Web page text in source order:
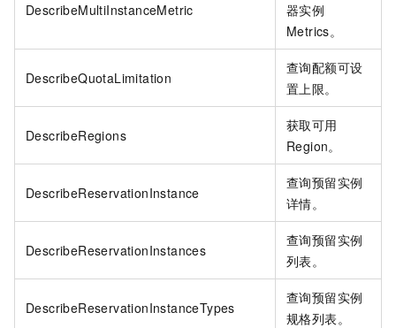
DescribeMultiInstanceMetric
器实例
Metrics。
DescribeQuotaLimitation
查询配额可设
置上限。
DescribeRegions
获取可用
Region。
DescribeReservationInstance
查询预留实例
详情。
DescribeReservationInstances
查询预留实例
列表。
DescribeReservationInstanceTypes
查询预留实例
规格列表。